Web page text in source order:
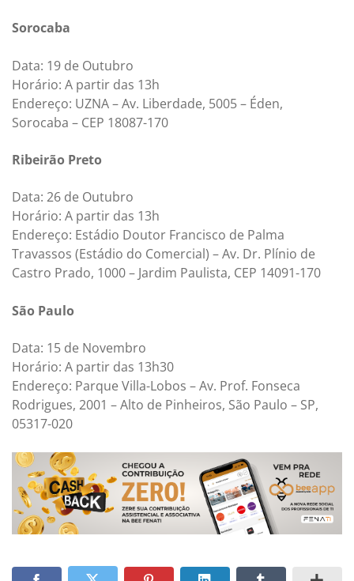
Sorocaba
Data: 19 de Outubro
Horário: A partir das 13h
Endereço: UZNA – Av. Liberdade, 5005 – Éden,
Sorocaba – CEP 18087-170
Ribeirão Preto
Data: 26 de Outubro
Horário: A partir das 13h
Endereço: Estádio Doutor Francisco de Palma
Travassos (Estádio do Comercial) – Av. Dr. Plínio de
Castro Prado, 1000 – Jardim Paulista, CEP 14091-170
São Paulo
Data: 15 de Novembro
Horário: A partir das 13h30
Endereço: Parque Villa-Lobos – Av. Prof. Fonseca
Rodrigues, 2001 – Alto de Pinheiros, São Paulo – SP,
05317-020